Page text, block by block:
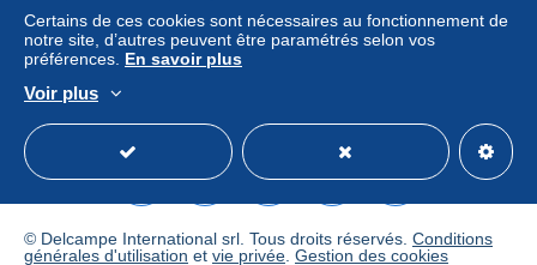
Pour connaître les délais de retour et de
remboursement du lot, consultez les
générales d’utilisation
Die Portokosten bitte per Nachricht erfragen. Ich werde
diese umgehend bei der örtlichen Postfiliale erfragen.
(D: 0,70 Euro; International: 0,90 Euro); ab 10,00 Euro
Certains de ces cookies sont nécessaires au fonctionnement de
notre site, d’autres peuvent être paramétrés selon vos
préférences. En savoir plus
Voir plus
© Delcampe International srl. Tous droits réservés. Conditions
générales d'utilisation et vie privée. Gestion des cookies